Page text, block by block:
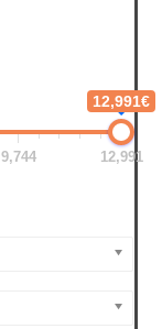
12,991€
9,744 12,991